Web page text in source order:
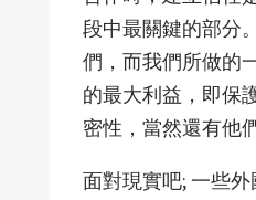
段中最關鍵的部分
們，而我們所做的
的最大利益，即保
密性，當然還有他
面對現實吧; 一些